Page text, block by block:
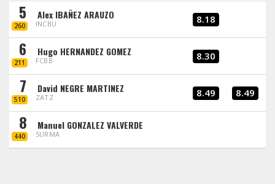
5
260
Alex IBAÑEZ ARAUZO
INCBU 8.18
6
211
Hugo HERNANDEZ GOMEZ
FCBB 8.30
7
510
David NEGRE MARTINEZ
ZATZ 8.49 8.49
8
440
Manuel GONZALEZ VALVERDE
SURMA